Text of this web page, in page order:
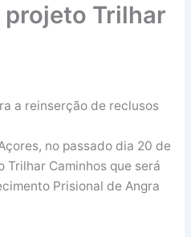
Trilhar
a reinserção de reclusos
no passado dia 20 de
Trilhar Caminhos que será
Prisional de Angra